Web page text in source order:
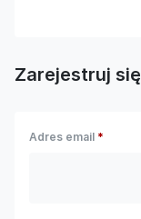
Zarejestruj się
Adres email *